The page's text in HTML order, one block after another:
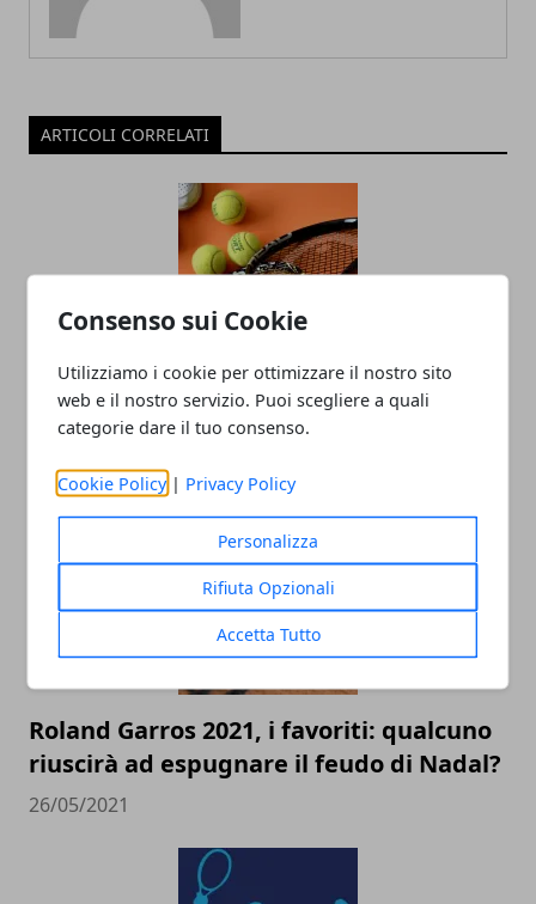
Consenso sui Cookie
Utilizziamo i cookie per ottimizzare il nostro sito
web e il nostro servizio. Puoi scegliere a quali
categorie dare il tuo consenso.
Cookie Policy | Privacy Policy
Personalizza
Rifiuta Opzionali
Accetta Tutto
ARTICOLI CORRELATI
Come acquistare una racchetta da
tennis: consigli e suggerimenti
04/02/2022
Roland Garros 2021, i favoriti: qualcuno
riuscirà ad espugnare il feudo di Nadal?
26/05/2021